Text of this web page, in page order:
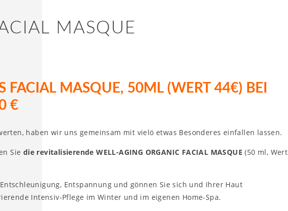
MASQUE
FACIAL MASQUE, 50ML (WERT 44€) BEI
€
haben wir uns gemeinsam mit vielö etwas Besonderes einfallen lassen.
Sie die revitalisierende WELL-AGING ORGANIC FACIAL MASQUE (50 ml, Wert
Entspannung und gönnen Sie sich und Ihrer Haut
Intensiv-Pflege im Winter und im eigenen Home-Spa.